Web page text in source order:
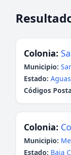
Colonia:
Municipio:
Estado:
Códigos
Colonia:
Municipio:
Estado: Baja